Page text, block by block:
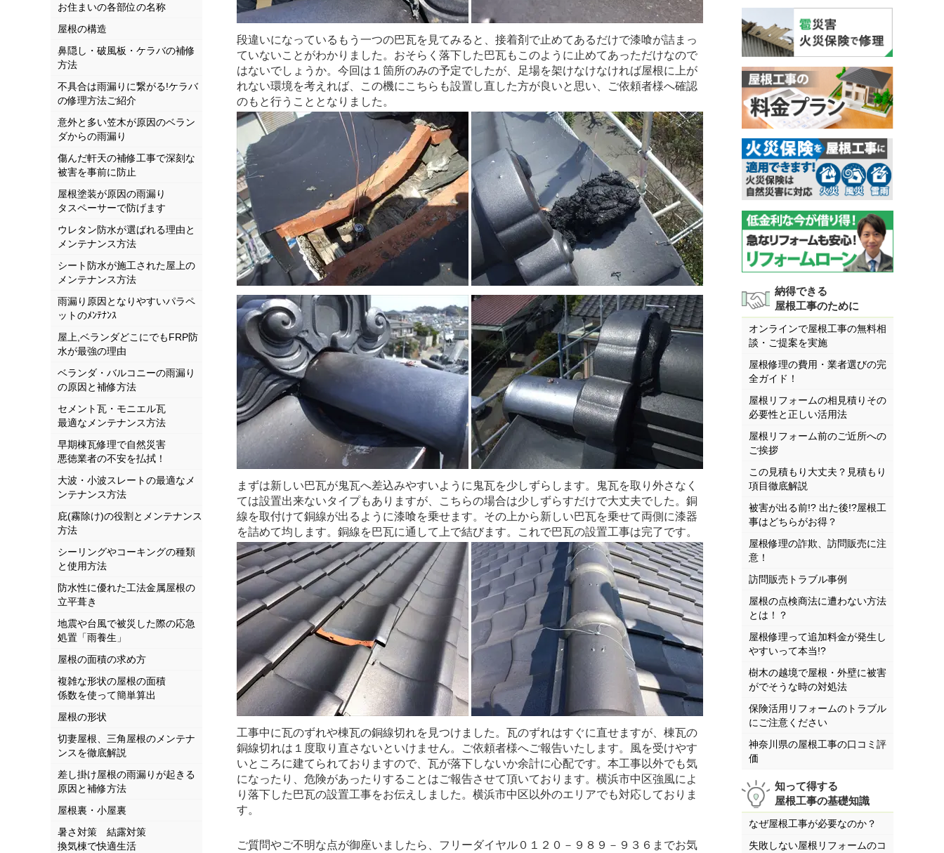
お住まいの各部位の名称
屋根の構造
鼻隠し・破風板・ケラバの補修
方法
不具合は雨漏りに繋がる!ケラバ
の修理方法ご紹介
意外と多い笠木が原因のベラン
ダからの雨漏り
傷んだ軒天の補修工事で深刻な
被害を事前に防止
屋根塗装が原因の雨漏り
タスペーサーで防げます
ウレタン防水が選ばれる理由と
メンテナンス方法
シート防水が施工された屋上の
メンテナンス方法
雨漏り原因となりやすいパラペ
ットのﾒﾝﾃﾅﾝｽ
屋上,ベランダどこにでもFRP防
水が最強の理由
ベランダ・バルコニーの雨漏り
の原因と補修方法
セメント瓦・モニエル瓦
最適なメンテナンス方法
早期棟瓦修理で自然災害
悪徳業者の不安を払拭！
大波・小波スレートの最適なメ
ンテナンス方法
庇(霧除け)の役割とメンテナンス
方法
シーリングやコーキングの種類
と使用方法
防水性に優れた工法金属屋根の
立平葺き
地震や台風で被災した際の応急
処置「雨養生」
屋根の面積の求め方
複雑な形状の屋根の面積
係数を使って簡単算出
屋根の形状
切妻屋根、三角屋根のメンテナ
ンスを徹底解説
差し掛け屋根の雨漏りが起きる
原因と補修方法
屋根裏・小屋裏
暑さ対策 結露対策
換気棟で快適生活
段違いになっているもう一つの巴瓦を見てみると、接着剤で止めてあるだけで漆喰が詰まっ
ていないことがわかりました。おそらく落下した巴瓦もこのように止めてあっただけなので
はないでしょうか。今回は１箇所のみの予定でしたが、足場を架けなけなければ屋根に上が
れない環境を考えれば、この機にこちらも設置し直した方が良いと思い、ご依頼者様へ確認
のもと行うこととなりました。
まずは新しい巴瓦が鬼瓦へ差込みやすいように鬼瓦を少しずらします。鬼瓦を取り外さなく
ては設置出来ないタイプもありますが、こちらの場合は少しずらすだけで大丈夫でした。銅
線を取付けて銅線が出るように漆喰を乗せます。その上から新しい巴瓦を乗せて両側に漆器
を詰めて均します。銅線を巴瓦に通して上で結びます。これで巴瓦の設置工事は完了です。
工事中に瓦のずれや棟瓦の銅線切れを見つけました。瓦のずれはすぐに直せますが、棟瓦の
銅線切れは１度取り直さないといけません。ご依頼者様へご報告いたします。風を受けやす
いところに建てられておりますので、瓦が落下しないか余計に心配です。本工事以外でも気
になったり、危険があったりすることはご報告させて頂いております。横浜市中区強風によ
り落下した巴瓦の設置工事をお伝えしました。横浜市中区以外のエリアでも対応しておりま
す。
ご質問やご不明な点が御座いましたら、フリーダイヤル０１２０－９８９－９３６までお気
納得できる
屋根工事のために
オンラインで屋根工事の無料相
談・ご提案を実施
屋根修理の費用・業者選びの完
全ガイド！
屋根リフォームの相見積りその
必要性と正しい活用法
屋根リフォーム前のご近所への
ご挨拶
この見積もり大丈夫？見積もり
項目徹底解説
被害が出る前!? 出た後!?屋根工
事はどちらがお得？
屋根修理の詐欺、訪問販売に注
意！
訪問販売トラブル事例
屋根の点検商法に遭わない方法
とは！？
屋根修理って追加料金が発生し
やすいって本当!?
樹木の越境で屋根・外壁に被害
がでそうな時の対処法
保険活用リフォームのトラブル
にご注意ください
神奈川県の屋根工事の口コミ評
価
知って得する
屋根工事の基礎知識
なぜ屋根工事が必要なのか？
失敗しない屋根リフォームのコ